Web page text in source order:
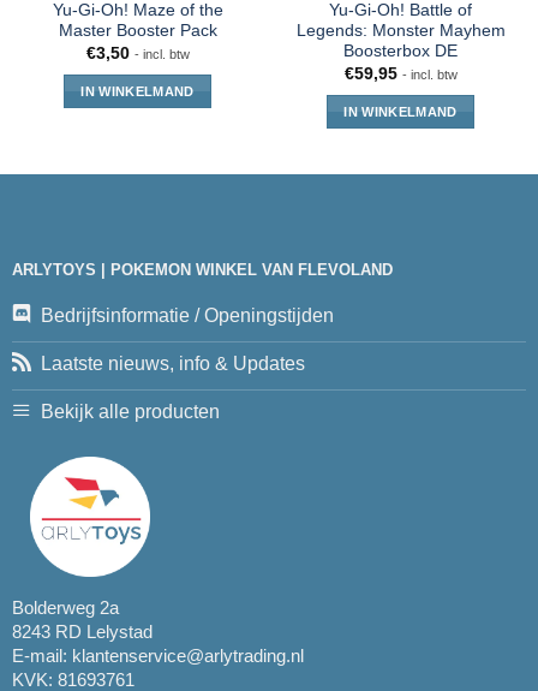
Yu-Gi-Oh! Maze of the
Master Booster Pack
€3,50 - incl. btw
IN WINKELMAND
Yu-Gi-Oh! Battle of
Legends: Monster Mayhem
Boosterbox DE
€59,95 - incl. btw
IN WINKELMAND
ARLYTOYS | POKEMON WINKEL VAN FLEVOLAND
Bedrijfsinformatie / Openingstijden
Laatste nieuws, info & Updates
Bekijk alle producten
Bolderweg 2a
8243 RD Lelystad
E-mail: klantenservice@arlytrading.nl
KVK: 81693761